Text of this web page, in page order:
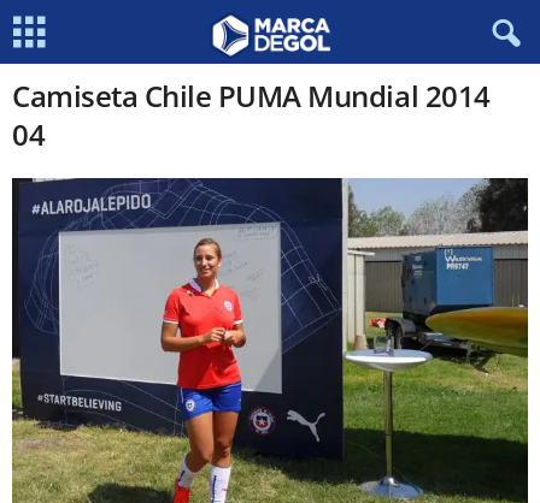
Camiseta Chile PUMA Mundial 2014
04